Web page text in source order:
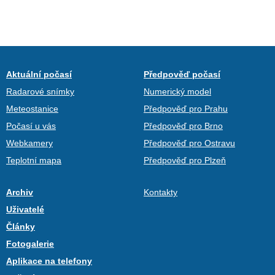
Aktuální počasí
Radarové snímky
Meteostanice
Počasí u vás
Webkamery
Teplotní mapa
Předpověď počasí
Numerický model
Předpověď pro Prahu
Předpověď pro Brno
Předpověď pro Ostravu
Předpověď pro Plzeň
Archiv
Uživatelé
Články
Fotogalerie
Aplikace na telefony
Kontakty